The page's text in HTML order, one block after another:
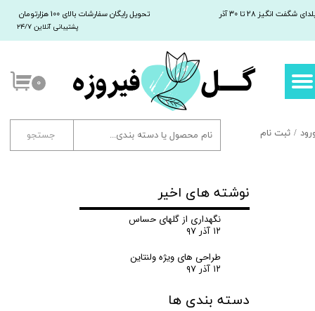
تحویل رایگان سفارشات بالای 100 هزارتومان
پشتیبانی آنلاین ۲۴/۷
شگفت انگیز 28 تا 30 آذر
جستجو / ثبت نام
تغییر کلمه عبور
سفارشات
خروج
۰
نوشته های اخیر
نگهداری از گلهای حساس
۱۲ آذر ۹۷
طراحی های ویژه ولنتاین
۱۲ آذر ۹۷
دسته بندی ها